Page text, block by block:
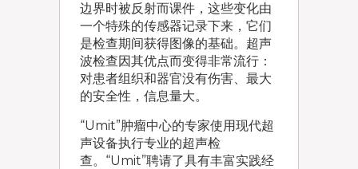
边界时被反射而课件，这些变化由
一个特殊的传感器记录下来，它们
是检查期间获得图像的基础。超声
波检查因其优点而变得非常流行：
对患者组织和器官没有伤害、最大
的安全性，信息量大。
“Umit”肿瘤中心的专家使用现代超
声设备执行专业的超声检
查。“Umit”聘请了具有丰富实践经